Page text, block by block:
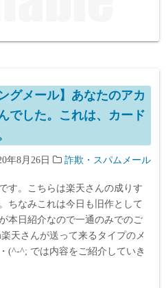
グメール】あなたのアカ
でした。これは、カード
年8月26日 詐欺・スパムメール
す。こちらは楽天さんの成りす
ちなみこれは今日も旧作として
本日紹介なので一通のみでのご
天さんが送って来るタイプのメ
(^-^; では内容をご紹介していき